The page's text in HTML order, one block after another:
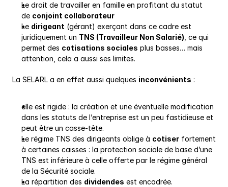
Le droit de travailler en famille en profitant du statut
de conjoint collaborateur
Le dirigeant (gérant) exerçant dans ce cadre est
juridiquement un TNS (Travailleur Non Salarié) , ce qui
permet des cotisations sociales plus basses… mais
attention, cela a aussi ses limites.
La SELARL a en effet aussi quelques inconvénients :
elle est rigide : la création et une éventuelle modification
dans les statuts de l’entreprise est un peu fastidieuse et
peut être un casse-tête.
Le régime TNS des dirigeants oblige à cotiser fortement
à certaines caisses : la protection sociale de base d’une
TNS est inférieure à celle offerte par le régime général
de la Sécurité sociale.
La répartition des dividendes est encadrée.